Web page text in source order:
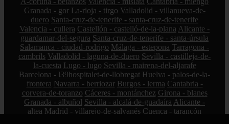
Granada - gor La-rioja - tirgo Valladolid - villanueva-de-
duero Santa-cruz-de-tenerife - santa-cruz-de-tenerife
Valencia - cullera Castellón - castelló-de-la-plana Alicante -
guardamar-del-segura Santa-cruz-de-tenerife - santa-úrsula
Salamanca - ciudad-rodrigo Málaga - estepona Tarragona -
cambrils Valladolid - laguna-de-duero Sevilla - castilleja-de-
la-cuesta Lugo - lugo Sevilla - mairena-del-aljarafe
Barcelona - l39hospitalet-de-llobregat Huelva - palos-de-la-
frontera Navarra - berriozar Burgos - lerma Cantabria -
corvera-de-toranzo Cáceres - montánchez Girona - blanes
Granada - albuñol Sevilla - alcalá-de-guadaíra Alicante -
altea Madrid - villarejo-de-salvanés Cuenca - tarancón